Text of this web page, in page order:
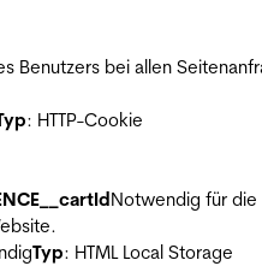
Benutzers bei allen
: HTTP-Cookie
Notwendig für die
Typ: HTML Local Storage